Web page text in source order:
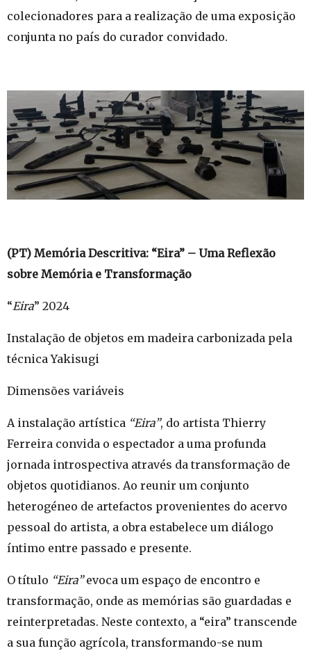
colecionadores para a realização de uma exposição
conjunta no país do curador convidado.
(PT) Memória Descritiva: “Eira” – Uma Reflexão
sobre Memória e Transformação
“Eira” 2024
Instalação de objetos em madeira carbonizada pela
técnica Yakisugi
Dimensões variáveis
A instalação artística “Eira”, do artista Thierry
Ferreira convida o espectador a uma profunda
jornada introspectiva através da transformação de
objetos quotidianos. Ao reunir um conjunto
heterogéneo de artefactos provenientes do acervo
pessoal do artista, a obra estabelece um diálogo
íntimo entre passado e presente.
O título “Eira”evoca um espaço de encontro e
transformação, onde as memórias são guardadas e
reinterpretadas. Neste contexto, a “eira” transcende
a sua função agrícola, transformando-se num